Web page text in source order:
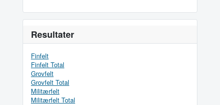
Resultater
Finfelt
Finfelt Total
Grovfelt
Grovfelt Total
Militærfelt
Militærfelt Total